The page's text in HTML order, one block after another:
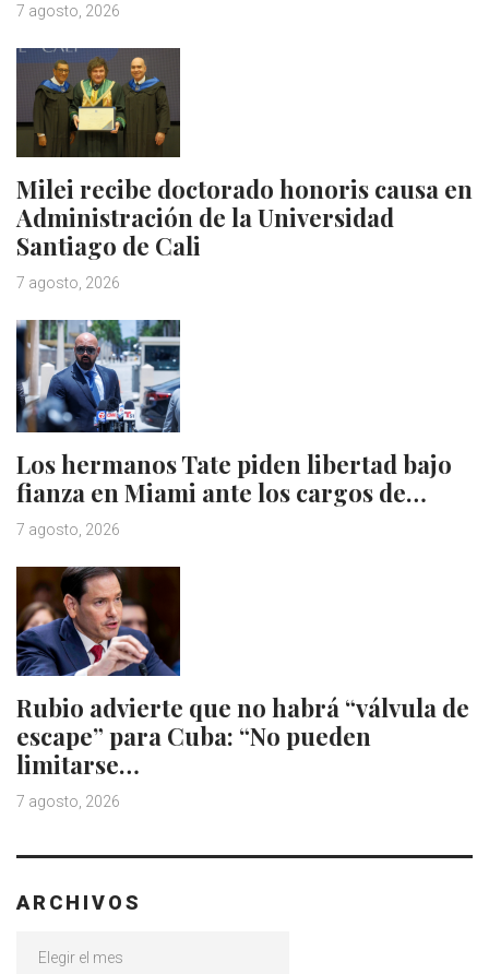
7 agosto, 2026
Milei recibe doctorado honoris causa en
Administración de la Universidad
Santiago de Cali
7 agosto, 2026
Los hermanos Tate piden libertad bajo
fianza en Miami ante los cargos de…
7 agosto, 2026
Rubio advierte que no habrá “válvula de
escape” para Cuba: “No pueden
limitarse…
7 agosto, 2026
ARCHIVOS